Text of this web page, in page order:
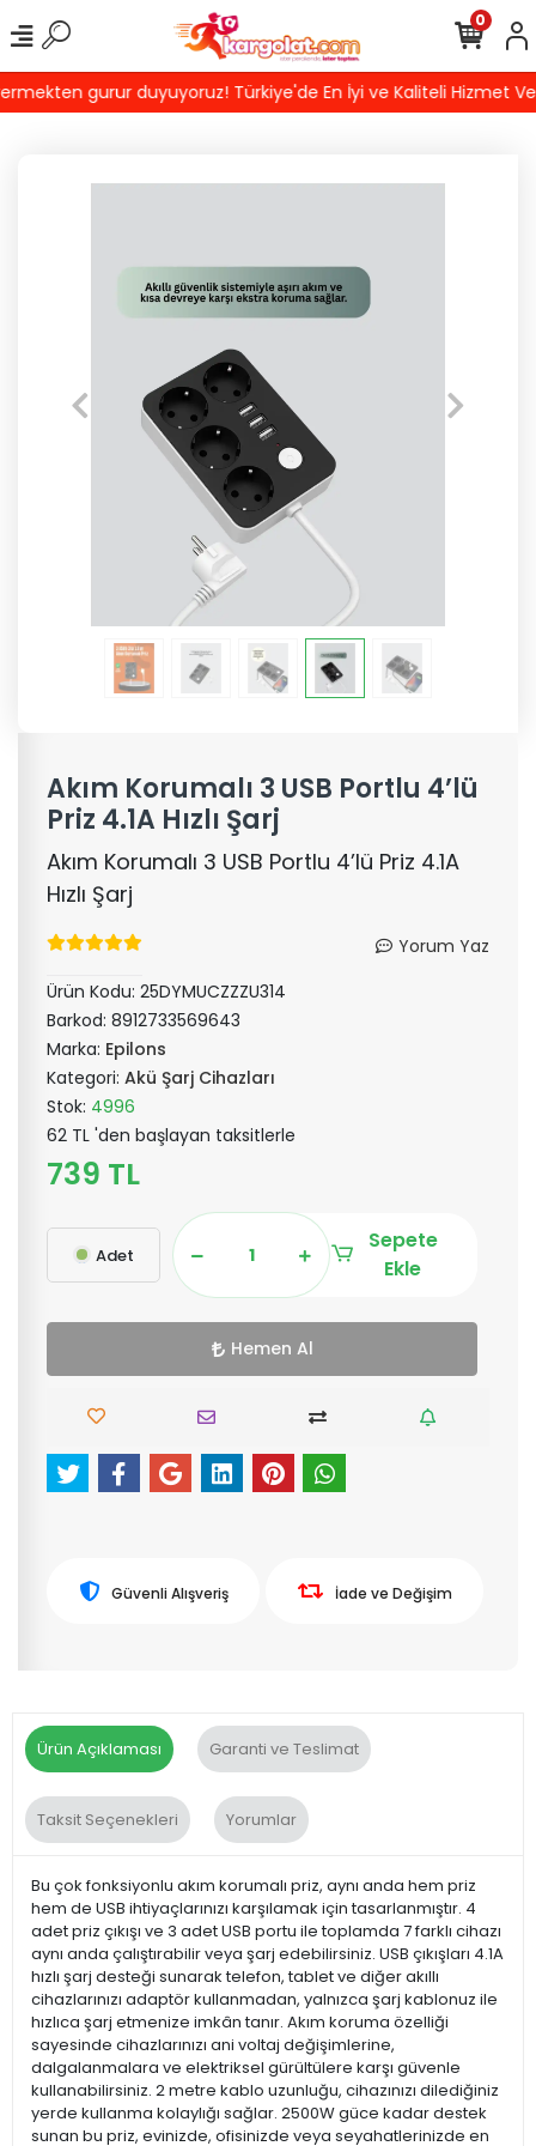
gurur duyuyoruz! Türkiye'de En İyi ve Kaliteli Hizmet
0
Akım Korumalı 3 USB Portlu 4’lü
Priz 4.1A Hızlı Şarj
Akım Korumalı 3 USB Portlu 4’lü Priz 4.1A
Hızlı Şarj
Yorum Yaz
Ürün Kodu: 25DYMUCZZZU314
Barkod: 8912733569643
Marka: Epilons
Kategori: Akü Şarj Cihazları
Stok: 4996
62 TL 'den başlayan taksitlerle
739 TL
Adet
Sepete
Ekle
Hemen Al
Güvenli Alışveriş İade ve Değişim
Ürün Açıklaması Garanti ve Teslimat
Taksit Seçenekleri Yorumlar
Bu çok fonksiyonlu akım korumalı priz, aynı anda hem priz
hem de USB ihtiyaçlarınızı karşılamak için tasarlanmıştır. 4
adet priz çıkışı ve 3 adet USB portu ile toplamda 7 farklı cihazı
aynı anda çalıştırabilir veya şarj edebilirsiniz. USB çıkışları 4.1A
hızlı şarj desteği sunarak telefon, tablet ve diğer akıllı
cihazlarınızı adaptör kullanmadan, yalnızca şarj kablonuz ile
hızlıca şarj etmenize imkân tanır. Akım koruma özelliği
sayesinde cihazlarınızı ani voltaj değişimlerine,
dalgalanmalara ve elektriksel gürültülere karşı güvenle
kullanabilirsiniz. 2 metre kablo uzunluğu, cihazınızı dilediğiniz
yerde kullanma kolaylığı sağlar. 2500W güce kadar destek
sunan bu priz, evinizde, ofisinizde veya seyahatlerinizde en